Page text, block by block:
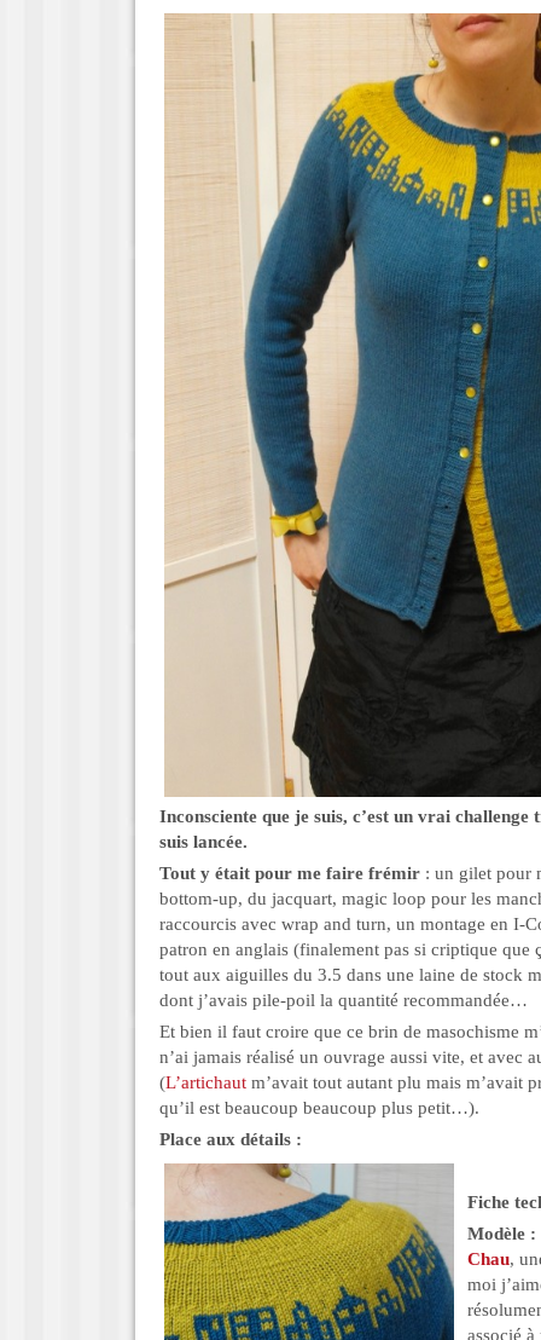
Inconsciente que je suis, c’est un vrai challenge
suis lancée.
Tout y était pour me faire frémir : un gilet pour
bottom-up, du jacquart, magic loop pour les
raccourcis avec wrap and turn, un montage en I-
patron en anglais (finalement pas si criptique que
tout aux aiguilles du 3.5 dans une laine de stock
dont j’avais pile-poil la quantité recommandée…
Et bien il faut croire que ce brin de masochisme
n’ai jamais réalisé un ouvrage aussi vite, et avec
(L’artichaut m’avait tout autant plu mais m’avait
qu’il est beaucoup beaucoup plus petit…).
Place aux détails :
Fiche
Modèle :
Chau,
moi
associé